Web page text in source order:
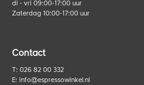
di - vri 09:00-17:00 uur
Zaterdag 10:00-17:00 uur
Contact
T: 026 82 00 332
E: info@espressowinkel.nl